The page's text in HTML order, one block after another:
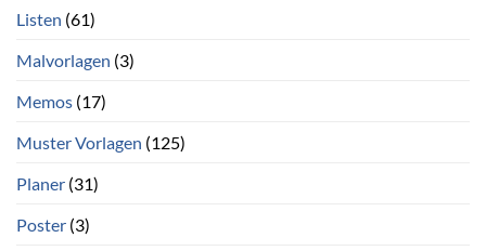
Listen (61)
Malvorlagen (3)
Memos (17)
Muster Vorlagen (125)
Planer (31)
Poster (3)